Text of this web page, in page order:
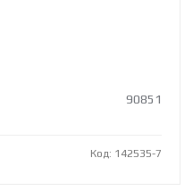
90851
Код: 142535-7